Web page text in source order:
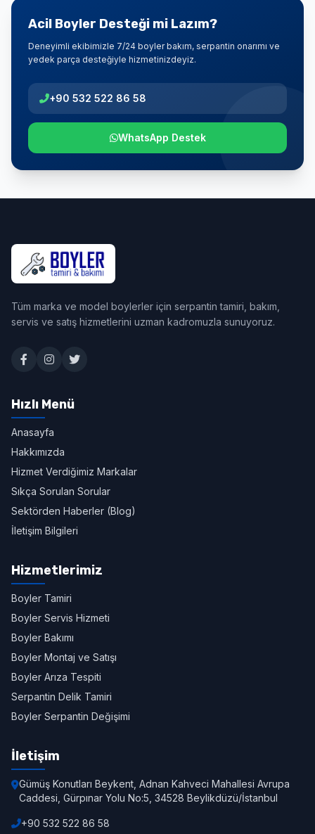
Acil Boyler Desteği mi Lazım?
Deneyimli ekibimizle 7/24 boyler bakım, serpantin onarımı ve
yedek parça desteğiyle hizmetinizdeyiz.
+90 532 522 86 58
WhatsApp Destek
Tüm marka ve model boylerler için serpantin tamiri, bakım,
servis ve satış hizmetlerini uzman kadromuzla sunuyoruz.
Hızlı Menü
Anasayfa
Hakkımızda
Hizmet Verdiğimiz Markalar
Sıkça Sorulan Sorular
Sektörden Haberler (Blog)
İletişim Bilgileri
Hizmetlerimiz
Boyler Tamiri
Boyler Servis Hizmeti
Boyler Bakımı
Boyler Montaj ve Satışı
Boyler Arıza Tespiti
Serpantin Delik Tamiri
Boyler Serpantin Değişimi
İletişim
Gümüş Konutları Beykent, Adnan Kahveci Mahallesi Avrupa
Caddesi, Gürpınar Yolu No:5, 34528 Beylikdüzü/İstanbul
+90 532 522 86 58